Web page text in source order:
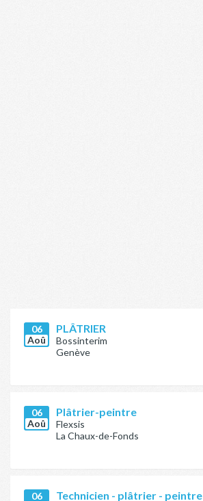
06
Aoû
PLÂTRIER
Bossinterim
Genève
06
Aoû
Plâtrier-peintre
Flexsis
La Chaux-de-Fonds
06
Technicien - plâtrier - peintre